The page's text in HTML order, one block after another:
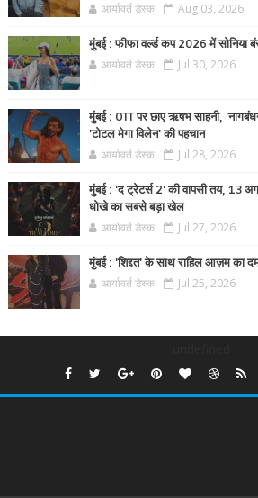
आर्यावर्त डेस्क Aug 03, 2026
मुंबई : फीफा वर्ल्ड कप 2026 में सोनिया
आर्यावर्त डेस्क Jul 30, 2026
मुंबई : OTT पर छाए ऋषभ साहनी,
'टोटल मेगा विलेन' की पहचान
आर्यावर्त डेस्क Jul 28, 2026
मुंबई : 'द ट्रेटर्स 2' की वापसी तय, 13
धोखे का सबसे बड़ा खेल
आर्यावर्त डेस्क Jul 27, 2026
मुंबई : 'शिद्दत' के साथ राहिल आज़म का
आर्यावर्त डेस्क Jul 25, 2026